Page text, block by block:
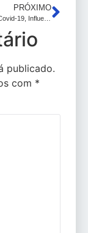
PRÓXIMO
Vacinas contra Covid-19, Influenza e do calendário de rotina estão disponíveis em diversos serviços de saúde de João Pessoa
publicado.
com *